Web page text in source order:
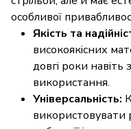
особливої
Якість та
високоякісних
довгі роки навіть
використання.
Універсальність:
використовувати